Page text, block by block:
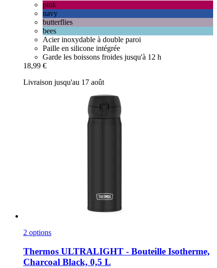
pink
navy
butterflies
bees
Acier inoxydable à double paroi
Paille en silicone intégrée
Garde les boissons froides jusqu'à 12 h
18,99 €
Livraison jusqu'au 17 août
2 options
Thermos ULTRALIGHT -​ Bouteille Isotherme,
Charcoal Black, 0,5 L